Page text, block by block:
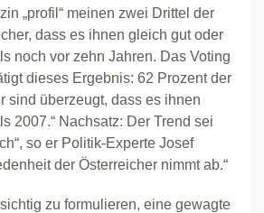
„profil“ meinen zwei Drittel der
dass es ihnen gleich gut oder
noch vor zehn Jahren. Das Voting
dieses Ergebnis: 62 Prozent der
sind überzeugt, dass es ihnen
2007.“ Nachsatz: Der Trend sei
so er Politik-Experte Josef
der Österreicher nimmt ab.“
zu formulieren, eine gewagte